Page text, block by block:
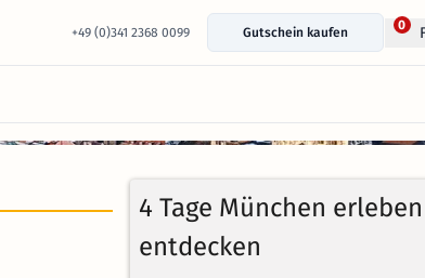
+49 (0)341 2368 0099 Gutschein kaufen
0
100%
Weiterempfehlung
Bewertungen
4 Tage München
entdecken